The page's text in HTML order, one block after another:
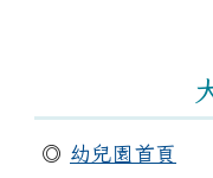
◎ 幼兒園首頁